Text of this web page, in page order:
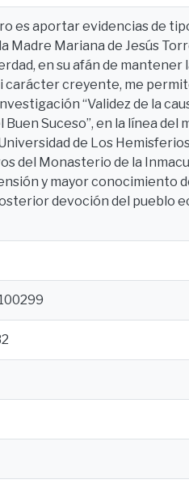
es aportar evidencias de
Madre Mariana de Jesús
en su afán de mantener
creyente, me
“Validez de la
Suceso”, en la línea del
de Los
del Monasterio de la
y mayor conocimiento
devoción del pueblo